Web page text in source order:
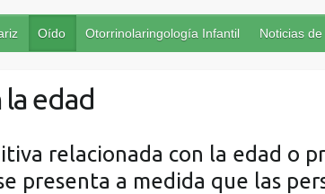
Oído Otorrinolaringología Infantil Noticias
edad
relacionada con la edad o
presenta a medida que las